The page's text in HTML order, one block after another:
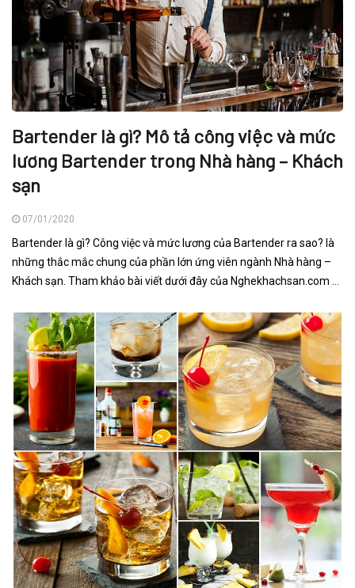
Bartender là gì? Mô tả công việc và mức
lương Bartender trong Nhà hàng – Khách
sạn
07/01/2020
Bartender là gì? Công việc và mức lương của Bartender ra sao? là
những thắc mắc chung của phần lớn ứng viên ngành Nhà hàng –
Khách sạn. Tham khảo bài viết dưới đây của Nghekhachsan.com ...